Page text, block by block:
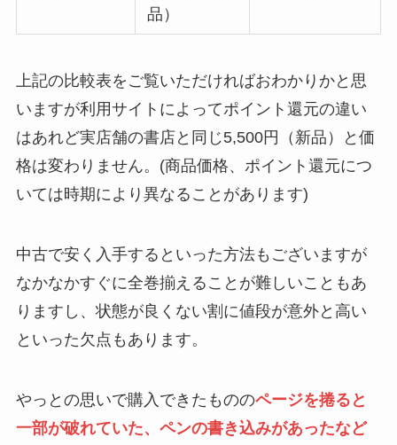
品）
上記の比較表をご覧いただければおわかりかと思
いますが利用サイトによってポイント還元の違い
はあれど実店舗の書店と同じ5,500円（新品）と価
格は変わりません。(商品価格、ポイント還元につ
いては時期により異なることがあります)
中古で安く入手するといった方法もございますが
なかなかすぐに全巻揃えることが難しいこともあ
りますし、状態が良くない割に値段が意外と高い
といった欠点もあります。
やっとの思いで購入できたもののページを捲ると
一部が破れていた、ペンの書き込みがあったなど